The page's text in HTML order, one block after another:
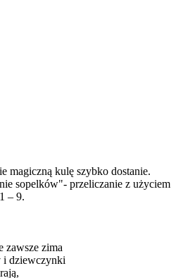
magiczną kulę szybko dostanie.
sopelków"- przeliczanie z użyciem
– 9.
zawsze zima
i dziewczynki